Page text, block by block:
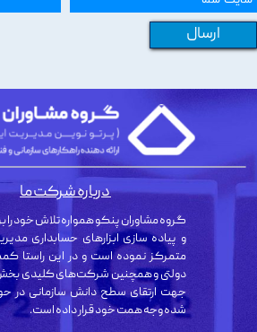
ارسال
گروه مشاوران پنکو همواره تلاش خود را
و پیاده سازی ابزارهای حسابداری
متمرکز نموده است و در این راستا
دولتی و همچنین شرکت‌های کلیدی
جهت ارتقای سطح دانش سازمانی در
شده وجه همت خود قرار داده است.
درباره شرکت ما